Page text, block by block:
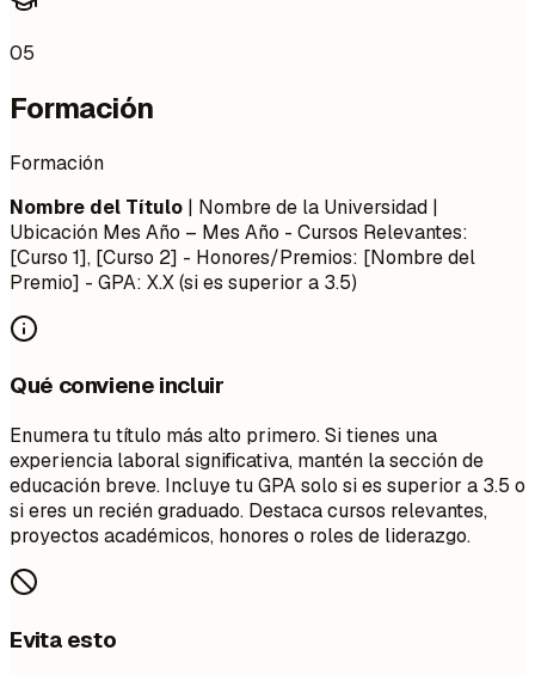
05
Formación
Formación
Nombre del Título | Nombre de la Universidad |
Ubicación Mes Año – Mes Año - Cursos Relevantes:
[Curso 1], [Curso 2] - Honores/Premios: [Nombre del
Premio] - GPA: X.X (si es superior a 3.5)
Qué conviene incluir
Enumera tu título más alto primero. Si tienes una
experiencia laboral significativa, mantén la sección de
educación breve. Incluye tu GPA solo si es superior a 3.5 o
si eres un recién graduado. Destaca cursos relevantes,
proyectos académicos, honores o roles de liderazgo.
Evita esto